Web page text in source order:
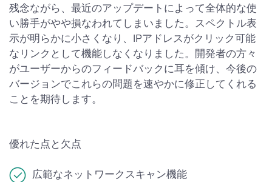
残念ながら、最近のアップデートによって全体的な使
い勝手がやや損なわれてしまいました。スペクトル表
示が明らかに小さくなり、IPアドレスがクリック可能
なリンクとして機能しなくなりました。開発者の方々
がユーザーからのフィードバックに耳を傾け、今後の
バージョンでこれらの問題を速やかに修正してくれる
ことを期待します。
優れた点と欠点
広範なネットワークスキャン機能